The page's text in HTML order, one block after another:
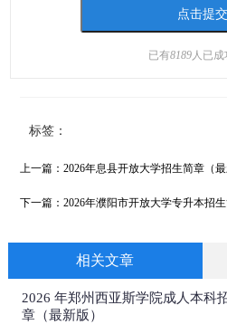
已有8189人已
标签：
上一篇： 2026年息县开放大学招生简章（最
下一篇： 2026年濮阳市开放大学专升本招生
相关文章
2026 年郑州西亚斯学院成人本科
章（最新版）